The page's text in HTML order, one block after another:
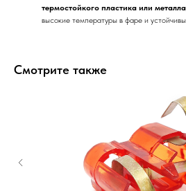
термостойкого пластика или металла
высокие температуры в фаре и
Смотрите также